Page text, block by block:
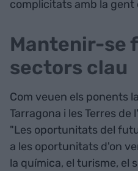
complicitats amb la gent
Mantenir-se
sectors clau
Com veuen els ponents
Tarragona i les Terres
"Les oportunitats del
a les oportunitats d'on
la química, el turisme, el